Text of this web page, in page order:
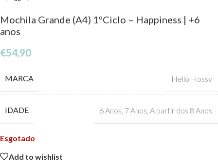
Mochila Grande (A4) 1ºCiclo – Happiness | +6
anos
€54,90
MARCA Hello Hossy
IDADE 6 Anos 7 Anos A partir dos 8 Anos
Esgotado
Add to wishlist